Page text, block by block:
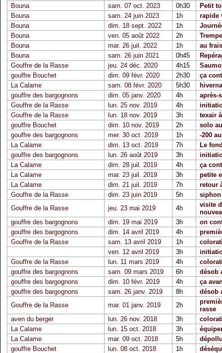
Bouna
sam. 07 oct. 2023 0h30
Petit
Bouna
sam. 24 juin 2023 1h
rapide
Bouna
dim. 18 sept. 2022 1h
Bouna
ven. 05 août 2022 2h
Bouna
mar. 26 juil. 2022 1h
au
Bouna
sam. 26 juin 2021 0h45
Gouffre de la Rasse
jeu. 24 déc. 2020 4h15
gouffre Bouchet
dim. 09 févr. 2020 2h30
ça
La Calame
sam. 08 févr. 2020 5h30
gouffre des bargognons
dim. 05 janv. 2020 4h
après-
Gouffre de la Rasse
lun. 25 nov. 2019 4h
Gouffre de la Rasse
lun. 18 nov. 2019 3h
texair
gouffre Bouchet
dim. 10 nov. 2019 2h
solo
gouffre des bargognons
mer. 30 oct. 2019 1h
-200
La Calame
dim. 13 oct. 2019 7h
Le
gouffre des bargognons
lun. 26 août 2019 3h
La Calame
dim. 28 juil. 2019 4h
ça
La Calame
mar. 23 juil. 2019 3h
petite
La Calame
dim. 21 juil. 2019 7h
retour
Gouffre de la Rasse
dim. 23 juin 2019 5h
siphon
Gouffre de la Rasse
jeu. 23 mai 2019 4h
visite
gouffre des bargognons
dim. 19 mai 2019 3h
on
gouffre des bargognons
dim. 14 avril 2019 4h
Gouffre de la Rasse
sam. 13 avril 2019 1h
ven. 12 avril 2019
3h
Gouffre de la Rasse
lun. 11 mars 2019 4h
gouffre des bargognons
sam. 09 mars 2019 6h
désob
gouffre des bargognons
dim. 10 févr. 2019 4h
ça
gouffre des bargognons
sam. 26 janv. 2019 8h
désob
Gouffre de la Rasse
mar. 01 janv. 2019 2h
rasse
aven du berger
lun. 26 nov. 2018 3h
La Calame
lun. 15 oct. 2018 3h
La Calame
mar. 09 oct. 2018 5h
gouffre Bouchet
lun. 08 oct. 2018 1h